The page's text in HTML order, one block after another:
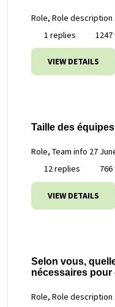
Role, Role description
1 replies
VIEW DETAILS
Taille des
Role, Team info 27
12 replies
VIEW DETAILS
Selon vous,
nécessaires pour
Role, Role description